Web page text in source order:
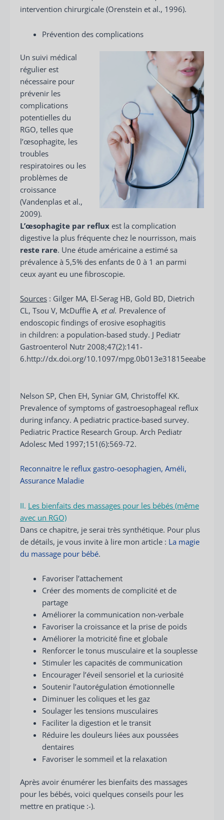
intervention chirurgicale (Orenstein et al., 1996).
Prévention des complications
Un suivi médical
régulier est
nécessaire pour
prévenir les
complications
potentielles du
RGO, telles que
l’œsophagite, les
troubles
respiratoires ou les
problèmes de
croissance
(Vandenplas et al.,
2009).
L’œsophagite par reflux est la complication
digestive la plus fréquente chez le nourrisson, mais
reste rare. Une étude américaine a estimé sa
prévalence à 5,5% des enfants de 0 à 1 an parmi
ceux ayant eu une fibroscopie.
Sources : Gilger MA, El-Serag HB, Gold BD, Dietrich
CL, Tsou V, McDuffie A, et al. Prevalence of
endoscopic findings of erosive esophagitis
in children: a population-based study. J Pediatr
Gastroenterol Nutr 2008;47(2):141-
6.http://dx.doi.org/10.1097/mpg.0b013e31815eeabe
Nelson SP, Chen EH, Syniar GM, Christoffel KK.
Prevalence of symptoms of gastroesophageal reflux
during infancy. A pediatric practice-based survey.
Pediatric Practice Research Group. Arch Pediatr
Adolesc Med 1997;151(6):569-72.
Reconnaitre le reflux gastro-oesophagien, Améli,
Assurance Maladie
II. Les bienfaits des massages pour les bébés (même
avec un RGO)
Dans ce chapitre, je serai très synthétique. Pour plus
de détails, je vous invite à lire mon article : La magie
du massage pour bébé.
Favoriser l’attachement
Créer des moments de complicité et de
partage
Améliorer la communication non-verbale
Favoriser la croissance et la prise de poids
Améliorer la motricité fine et globale
Renforcer le tonus musculaire et la souplesse
Stimuler les capacités de communication
Encourager l’éveil sensoriel et la curiosité
Soutenir l’autorégulation émotionnelle
Diminuer les coliques et les gaz
Soulager les tensions musculaires
Faciliter la digestion et le transit
Réduire les douleurs liées aux poussées
dentaires
Favoriser le sommeil et la relaxation
Après avoir énumérer les bienfaits des massages
pour les bébés, voici quelques conseils pour les
mettre en pratique :-).